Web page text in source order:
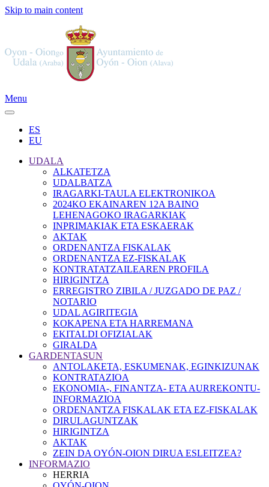
Skip to main content
Menu
ES
EU
UDALA
ALKATETZA
UDALBATZA
IRAGARKI-TAULA ELEKTRONIKOA
2024KO EKAINAREN 12A BAINO
LEHENAGOKO IRAGARKIAK
INPRIMAKIAK ETA ESKAERAK
AKTAK
ORDENANTZA FISKALAK
ORDENANTZA EZ-FISKALAK
KONTRATATZAILEAREN PROFILA
HIRIGINTZA
ERREGISTRO ZIBILA / JUZGADO DE PAZ /
NOTARIO
UDAL AGIRITEGIA
KOKAPENA ETA HARREMANA
EKITALDI OFIZIALAK
GIRALDA
GARDENTASUN
ANTOLAKETA, ESKUMENAK, EGINKIZUNAK
KONTRATAZIOA
EKONOMIA-, FINANTZA- ETA AURREKONTU-
INFORMAZIOA
ORDENANTZA FISKALAK ETA EZ-FISKALAK
DIRULAGUNTZAK
HIRIGINTZA
AKTAK
ZEIN DA OYÓN-OION DIRUA ESLEITZEA?
INFORMAZIO
HERRIA